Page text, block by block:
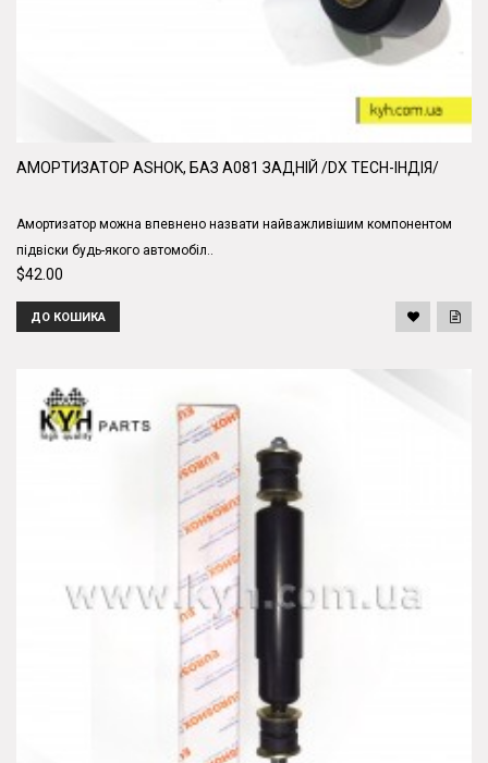
АМОРТИЗАТОР ASHOK, БАЗ А081 ЗАДНІЙ /DX TECH-ІНДІЯ/
Амортизатор можна впевнено назвати найважливішим компонентом
підвіски будь-якого автомобіл..
$42.00
ДО КОШИКА